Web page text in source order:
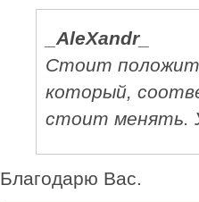
_AleXandr_
Стоит
который,
стоит менять.
Благодарю Вас.